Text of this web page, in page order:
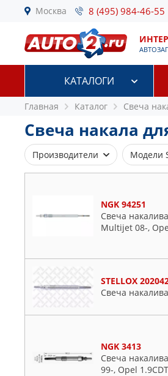
Москва 8 (495) 984-46-55
КАТАЛОГИ
Главная Каталог Свеча
Свеча накала
Производители
BERU
FEBI
HIDRIA
HKT
Модели
9-3
9-5
NGK 94251
Свеча
Multijet 08-,
STELLOX
Свеча
NGK 3413
Свеча
99-, Opel